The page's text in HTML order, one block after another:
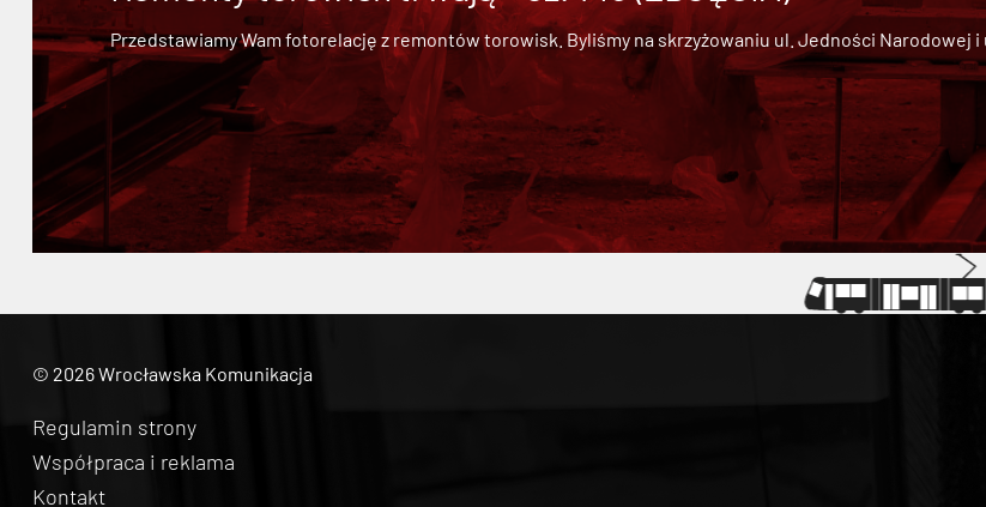
Przedstawiamy Wam fotorelację z remontów torowisk. Byliśmy na skrzyżowaniu ul. Jedności Narodowej i
© 2026 Wrocławska Komunikacja
Regulamin strony
Współpraca i reklama
Kontakt